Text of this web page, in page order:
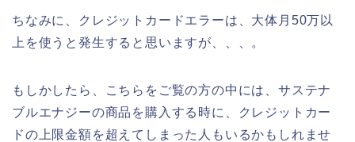
ちなみに、クレジットカードエラーは、大体月50万以
上を使うと発生すると思いますが、、、。
もしかしたら、こちらをご覧の方の中には、サステナ
ブルエナジーの商品を購入する時に、クレジットカー
ドの上限金額を超えてしまった人もいるかもしれませ